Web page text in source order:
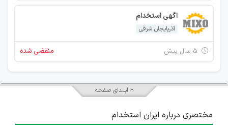
اگهی استخدام
آذربایجان شرقی
منقضی شده
ابتدای صفحه
مختصری درباره ایران استخدام